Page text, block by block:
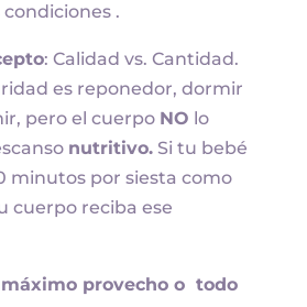
.
: Calidad vs. Cantidad.
es reponedor, dormir
pero el cuerpo NO lo
nutritivo.Si tu bebé
minutos por siesta como
cuerpo reciba ese
máximo provecho o todo